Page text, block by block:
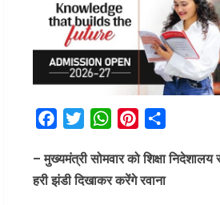
FacebookTwitterWhatsAppPinterest
– मुख्यमंत्री सोमवार को शिक्षा
हरी झंडी दिखाकर करेंगे रवाना